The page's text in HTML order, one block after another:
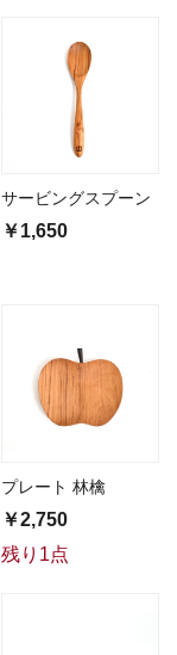
サービングスプーン
￥1,650
プレート 林檎
￥2,750
残り1点